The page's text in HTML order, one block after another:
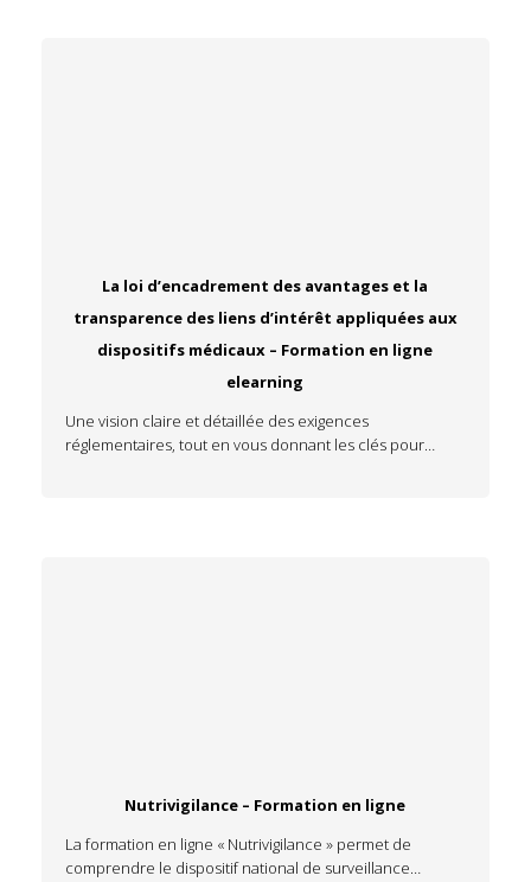
La loi d’encadrement des avantages et la
transparence des liens d’intérêt appliquées aux
dispositifs médicaux – Formation en ligne
elearning
Une vision claire et détaillée des exigences
réglementaires, tout en vous donnant les clés pour…
Nutrivigilance – Formation en ligne
La formation en ligne « Nutrivigilance » permet de
comprendre le dispositif national de surveillance…